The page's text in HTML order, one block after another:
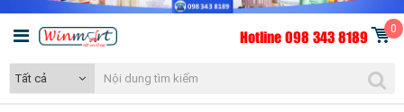
Hotline 098 343 8189 0
Tất cả